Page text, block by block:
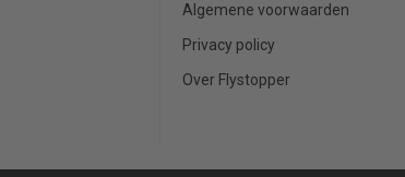
Algemene voorwaarden
Privacy policy
Over Flystopper